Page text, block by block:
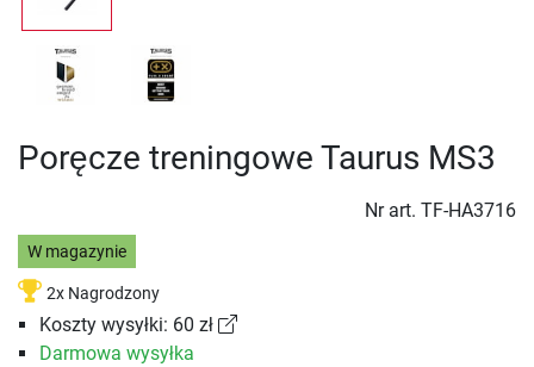
Poręcze treningowe Taurus MS3
Nr art. TF-HA3716
W magazynie
2x Nagrodzony
Koszty wysyłki: 60 zł
Darmowa wysyłka